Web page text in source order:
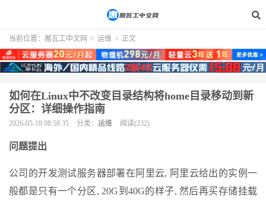
当前位置： 搬瓦工中文网 > 运维 > 正文
如何在Linux中不改变目录结构将home目录移动到新
分区：详细操作指南
2026-05-18 08:58:35 分类： 运维 阅读(232)
问题提出
公司的开发测试服务器部署在阿里云, 阿里云给出的实例一
般都是只有一个分区, 20G到40G的样子, 然后再买存储挂载